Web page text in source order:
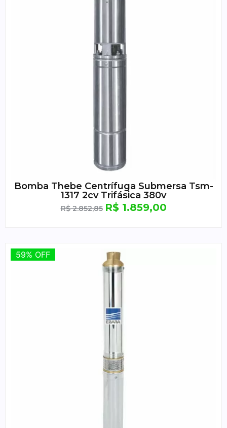
Bomba Thebe Centrífuga Submersa Tsm-
1317 2cv Trifásica 380v
R$2.852,85 R$1.859,00
59% OFF
59% OFF